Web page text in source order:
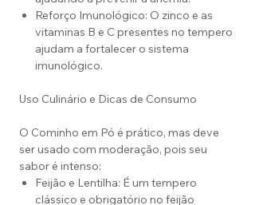
Reforço Imunológico: O zinco e as
vitaminas B e C presentes no tempero
ajudam a fortalecer o sistema
imunológico.
Uso Culinário e Dicas de Consumo
O Cominho em Pó é prático, mas deve
ser usado com moderação, pois seu
sabor é intenso:
Feijão e Lentilha: É um tempero
clássico e obrigatório no feijão